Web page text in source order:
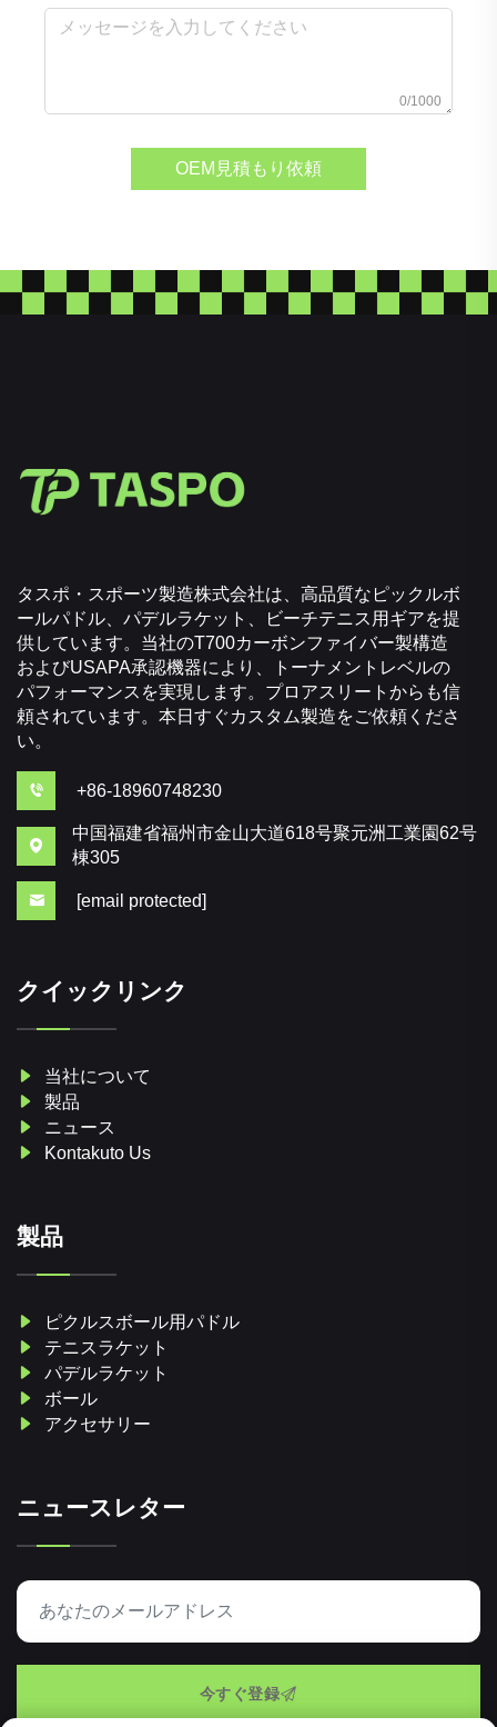
0/1000
OEM見積もり依頼
タスポ・スポーツ製造株式会社は、高品質なピックルボ
ールパドル、パデルラケット、ビーチテニス用ギアを提
供しています。当社のT700カーボンファイバー製構造
およびUSAPA承認機器により、トーナメントレベルの
パフォーマンスを実現します。プロアスリートからも信
頼されています。本日すぐカスタム製造をご依頼くださ
い。
+86-18960748230
中国福建省福州市金山大道618号聚元洲工業園62号
棟305
[email protected]
クイックリンク
当社について
製品
ニュース
Kontakuto Us
製品
ピクルスボール用パドル
テニスラケット
パデルラケット
ボール
アクセサリー
ニュースレター
今すぐ登録